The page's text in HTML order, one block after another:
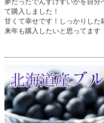
て購入しました！
甘くて幸せです！しっかりした
来年も購入したいと思ってます